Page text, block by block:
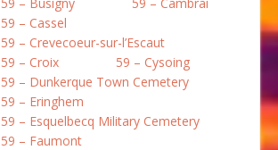
59 – Cassel
59 – Crevecoeur-sur-l’Escaut
59 – Croix
59 – Cysoing
59 – Dunkerque Town Cemetery
59 – Eringhem
59 – Esquelbecq Military Cemetery
59 – Faumont